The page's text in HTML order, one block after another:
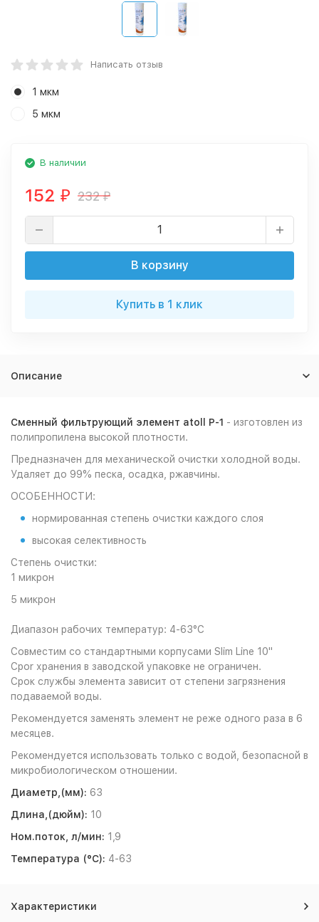
Написать отзыв
1 мкм
5 мкм
В наличии
152 ₽ 232₽
В корзину
Купить в 1 клик
Описание
Сменный фильтрующий элемент atoll P-1 - изготовлен из
полипропилена высокой плотности.
Предназначен для механической очистки холодной воды.
Удаляет до 99% песка, осадка, ржавчины.
ОСОБЕННОСТИ:
нормированная степень очистки каждого слоя
высокая селективность
Степень очистки:
1 микрон
5 микрон
Диапазон рабочих температур: 4-63°С
Совместим со стандартными корпусами Slim Line 10"
Сроr хранения в заводской упаковке не ограничен.
Срок службы элемента зависит от степени загрязнения
подаваемой воды.
Рекомендуется заменять элемент не реже одного раза в 6
месяцев.
Рекомендуется использовать только с водой, безопасной в
микробиологическом отношении.
Диаметр,(мм): 63
Длина,(дюйм): 10
Ном.поток, л/мин: 1,9
Температура (°С): 4-63
Характеристики